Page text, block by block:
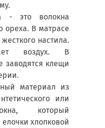
- это волокна
ореха. В матрасе
настила.
воздух. В
заводятся клещи
материал из
или
который
хлопковой